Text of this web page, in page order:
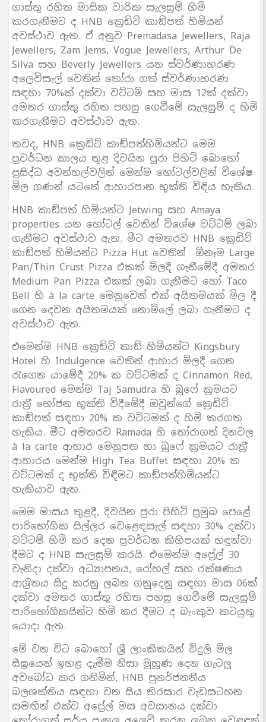
ගාස්තු රහිත මාසික වාරික සැලසුම් හිමි
කරගැනීමට ද HNB ක්‍රෙඩිට් කාඞ්පත් හිමියන්
අවස්ථාව ඇත. ඒ අනුව Premadasa Jewellers, Raja
Jewellers, Zam Jems, Vogue Jewellers, Arthur De
Silva සහ Beverly Jewellers යන ස්වර්ණාභරණ
අලෙවිසැල් වෙතින් තෝරා ගත් ස්වර්ණාභරණ
සඳහා 70%ක් දක්වා වට්ටම් සහ මාස 12ක් දක්වා
අමතර ගාස්තු රහිත පහසු ගෙවීමේ සැලසුම් ද හිමි
කරගැනීමට අවස්ථාව ඇත.
තවද, HNB ක්‍රෙඩිට් කාඞ්පත්හිමියන්ට මෙම
ප‍්‍රවර්ධන කාලය තුළ දිවයින පුරා පිහිටි බොහෝ
ප‍්‍රසිද්ධ අවන්හල්වලින් මෙන්ම හෝටල්වලින් විශේෂ
මිල ගණන් යටතේ ආහාරපාන භුක්ති විඳිය හැකිය.
HNB කාඞ්පත් හිමියන්ට Jetwing සහ Amaya
properties යන හෝටල් වෙතින් විශේෂ වට්ටම් ලබා
ගැනීමට අවස්ථාව ඇත. මීට අමතරව HNB ක්‍රෙඩිට්
කාඞ්පත් හිමියන්ට Pizza Hut වෙතින් ඕනෑම Large
Pan/Thin Crust Pizza එකක් මිලදී ගැනීමේදී අමතර
Medium Pan Pizza එකක් ලබා ගැනීමට හෝ Taco
Bell හි à la carte මෙනුවෙන් එක් අයිතමයක් මිල දී
ගෙන දෙවන අයිතමයක් නොමිලේ ලබා ගැනීමට ද
අවස්ථාව ඇත.
එමෙන්ම HNB ක්‍රෙඩිට් කාඞ් හිමියන්ට Kingsbury
Hotel හි Indulgence වෙතින් ආහාර මිලදී ගෙන
රැගෙන යාමේදී 20% ක වට්ටමක් ද Cinnamon Red,
Flavoured මෙන්ම Taj Samudra හි බුෆේ ක‍්‍රමයට
රාත‍්‍රී භෝජන භුක්ති විදීමේදී ඔවුන්ගේ ක්‍රෙඩිට්
කාඞ්පත් සඳහා 20% ක වට්ටමක් ද හිමි කරගත
හැකිය. මීට අමතරව Ramada හි තෝරාගත් දිනවල
à la carte ආහාර මෙනුපත හා බුෆේ ක‍්‍රමයට රාත‍්‍රී
ආහාරය මෙන්ම High Tea Buffet සඳහා 20% ක
වට්ටමක් ද භුක්ති විඳීමට කාඞ්පත්හිමියන්ට
හැකියාව ඇත.
මෙම මාසය තුළදී, දිවයින පුරා පිහිටි ප‍්‍රමුඛ පෙළේ
පාරිභෝගික සිල්ලර වෙළෙඳසැල් සඳහා 30% දක්වා
වට්ටම් හිමි කර දෙන ප‍්‍රවර්ධන කිහිපයක් හඳුන්වා
දීමට ද HNB සැලසුම් කරයි. එමෙන්ම අපේ‍්‍රල් 30
වැනිදා දක්වා අධ්‍යාපනය, රෝහල් සහ රක්ෂණය
ආශ‍්‍රිතය සිදු කරනු ලබන ගනුදෙනු සඳහා මාස 06ක්
දක්වා අමතර ගාස්තු රහිත පහසු ගෙවීමේ සැලසුම්
පාරිභෝගිකයින්ට හිමි කර දීමට ද බැංකුව කටයුතු
යොදා ඇත.
මේ වන විට බොහෝ ශ‍්‍රී ලාංකිකයින් විදුලි මිල
සීඝ‍්‍රයෙන් ඉහළ දැමීම නිසා මුහුණ දෙන ගැටලූ
අවබෝධ කර ගනිමින්, HNB පුනර්ජනනීය
බලශක්තිය සඳහා වන සිය තිරසාර වැඩසටහන
සමඟින් එක්ව අපේ‍්‍රල් මස අවසානය දක්වා